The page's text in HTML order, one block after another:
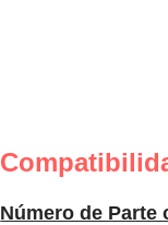
Número de Parte